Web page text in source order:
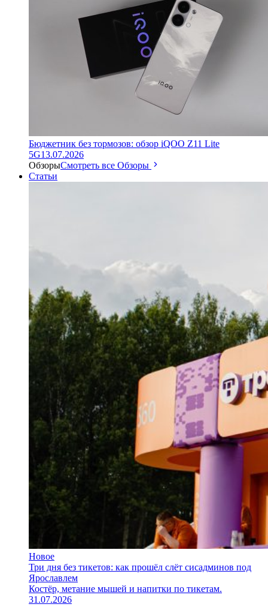
Бюджетник без тормозов: обзор iQOO Z11 Lite
5G13.07.2026
ОбзорыСмотреть все Обзоры
Статьи
Новое
Три дня без тикетов: как прошёл слёт сисадминов под
Ярославлем
Костёр, метание мышей и напитки по тикетам.
31.07.2026